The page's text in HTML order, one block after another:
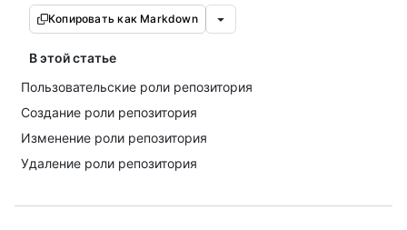
Копировать как Markdown
В этой статье
Пользовательские роли репозитория
Создание роли репозитория
Изменение роли репозитория
Удаление роли репозитория